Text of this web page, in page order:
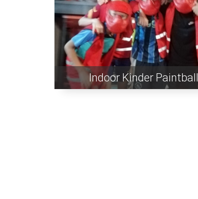
Indoor Kinder Paintball